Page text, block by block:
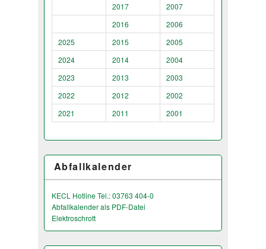
2017
2007
2016
2006
2025
2015
2005
2024
2014
2004
2023
2013
2003
2022
2012
2002
2021
2011 2001
Abfallkalender
KECL Hotline Tel.: 03763 404-0
Abfallkalender als PDF-Datei
Elektroschrott